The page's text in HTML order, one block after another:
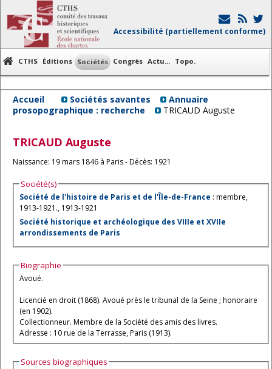
Accessibilité (partiellement conforme)
CTHS Éditions Sociétés Congrès Actu... Topo.
Accueil Sociétés savantes
Annuaire
prosopographique : recherche
TRICAUD Auguste
TRICAUD Auguste
Naissance: 19 mars 1846 à Paris - Décès: 1921
Société(s)
Société de l'histoire de Paris et de l'Île-de-France : membre,
1913-1921., 1913-1921
Société historique et archéologique des VIIIe et XVIIe
arrondissements de Paris
Biographie
Avoué.
Licencié en droit (1868). Avoué près le tribunal de la Seine ; honoraire
(en 1902).
Collectionneur. Membre de la Société des amis des livres.
Adresse : 10 rue de la Terrasse, Paris (1913).
Sources biographiques